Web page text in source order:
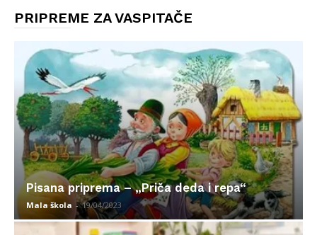
PRIPREME ZA VASPITAČE
Pisana priprema – „Priča deda i repa“
Mala škola - 19/04/2023